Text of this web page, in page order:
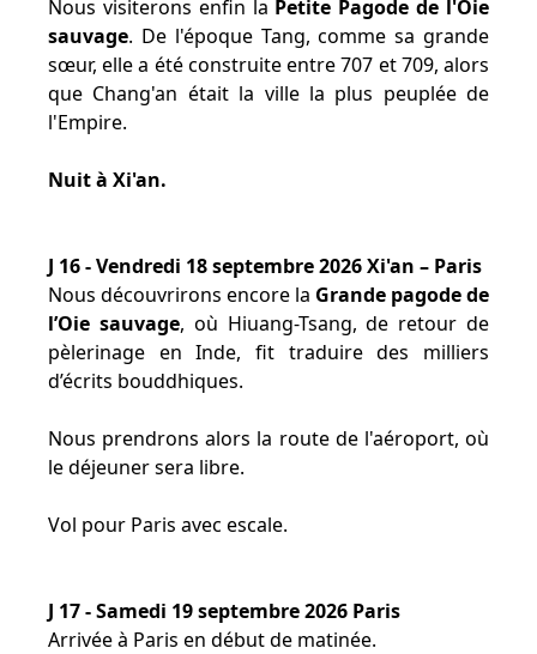
Nous visiterons enfin la Petite Pagode de l'Oie
sauvage. De l'époque Tang, comme sa grande
sœur, elle a été construite entre 707 et 709, alors
que Chang'an était la ville la plus peuplée de
l'Empire.
Nuit à Xi'an.
J 16 - Vendredi 18 septembre 2026 Xi'an – Paris
Nous découvrirons encore la Grande pagode de
l’Oie sauvage, où Hiuang-Tsang, de retour de
pèlerinage en Inde, fit traduire des milliers
d’écrits bouddhiques.
Nous prendrons alors la route de l'aéroport, où
le déjeuner sera libre.
Vol pour Paris avec escale.
J 17 - Samedi 19 septembre 2026 Paris
Arrivée à Paris en début de matinée.